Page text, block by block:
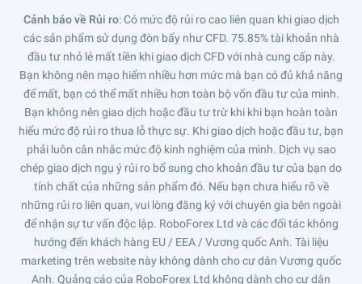
Cảnh báo về Rủi ro: Có mức độ rủi ro cao liên quan khi giao dịch
các sản phẩm sử dụng đòn bẩy như CFD. 75.85% tài khoản nhà
đầu tư nhỏ lẻ mất tiền khi giao dịch CFD với nhà cung cấp này.
Bạn không nên mạo hiểm nhiều hơn mức mà bạn có đủ khả năng
để mất, bạn có thể mất nhiều hơn toàn bộ vốn đầu tư của mình.
Bạn không nên giao dịch hoặc đầu tư trừ khi khi bạn hoàn toàn
hiểu mức độ rủi ro thua lỗ thực sự. Khi giao dịch hoặc đầu tư, bạn
phải luôn cân nhắc mức độ kinh nghiệm của mình. Dịch vụ sao
chép giao dịch ngụ ý rủi ro bổ sung cho khoản đầu tư của bạn do
tính chất của những sản phẩm đó. Nếu bạn chưa hiểu rõ về
những rủi ro liên quan, vui lòng đăng ký với chuyên gia bên ngoài
để nhận sự tư vấn độc lập. RoboForex Ltd và các đối tác không
hướng đến khách hàng EU / EEA / Vương quốc Anh. Tài liệu
marketing trên website này không dành cho cư dân Vương quốc
Anh. Quảng cáo của RoboForex Ltd không dành cho cư dân